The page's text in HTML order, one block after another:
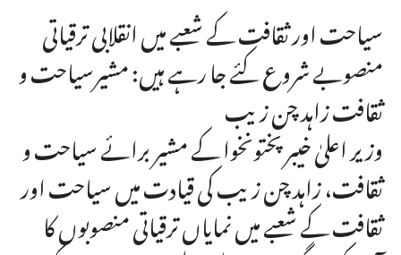
سیاحت اور ثقافت کے شعبے میں انقلابی ترقیاتی
منصوبے شروع کئے جا رہے ہیں: مشیرسیاحت و
ثقافت زاہد چن زیب
وزیر اعلیٰ خیبر پختونخوا کے مشیر برائے سیاحت و
ثقافت، زاہد چن زیب کی قیادت میں سیاحت اور
ثقافت کے شعبے میں نمایاں ترقیاتی منصوبوں کا